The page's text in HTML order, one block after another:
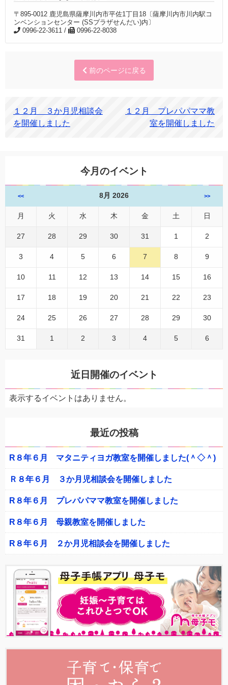
〒895-0012 鹿児島県薩摩川内市平佐1丁目18〔薩摩川内市川内駅コ
ンベンションセンター (SSプラザせんだい)内〕
0996-22-3611 /
0996-22-8038
前のページに戻る
１２月 ３か月児相談会
を開催しました
１２月 プレパパママ教
室を開催しました
今月のイベント
<< 8月 2026 >>
月 火 水 木 金 土 日
27 28 29 30 31 1 2
3 4 5 6 7 8 9
10 11 12 13 14 15 16
17 18 19 20 21 22 23
24 25 26 27 28 29 30
31 1 2 3 4 5 6
近日開催のイベント
表示するイベントはありません。
最近の投稿
R８年６月 マタニティヨガ教室を開催しました(＾◇＾)
Ｒ８年６月 ３か月児相談会を開催しました
R８年６月 プレパパママ教室を開催しました
R８年６月 母親教室を開催しました
R８年６月 ２か月児相談会を開催しました